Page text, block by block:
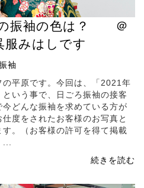
の振袖の色は？ ＠
服みはしです
袖
平原です。今回は、「2021年
いう事で、日ごろ振袖の接客
どんな振袖を求めている方が
度をされたお客様のお写真と
。（お客様の許可を得て掲載
...
続きを読む